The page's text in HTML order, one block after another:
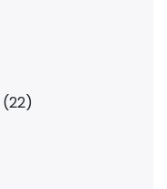
(22)